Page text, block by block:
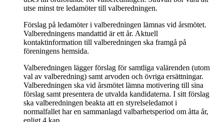
utse minst tre ledamöter till valberedningen.
Förslag på ledamöter i valberedningen lämnas vid årsmötet.
Valberedningens mandattid är ett år. Aktuell
kontaktinformation till valberedningen ska framgå på
föreningens hemsida.
Valberedningen lägger förslag för samtliga valärenden (utom
val av valberedning) samt arvoden och övriga ersättningar.
Valberedningen ska vid årsmötet lämna motivering till sina
förslag samt presentera de utvalda kandidaterna. I sitt förslag
ska valberedningen beakta att en styrelseledamot i
normalfallet har en sammanlagd valbarhetsperiod om åtta år,
enligt 4 kap.